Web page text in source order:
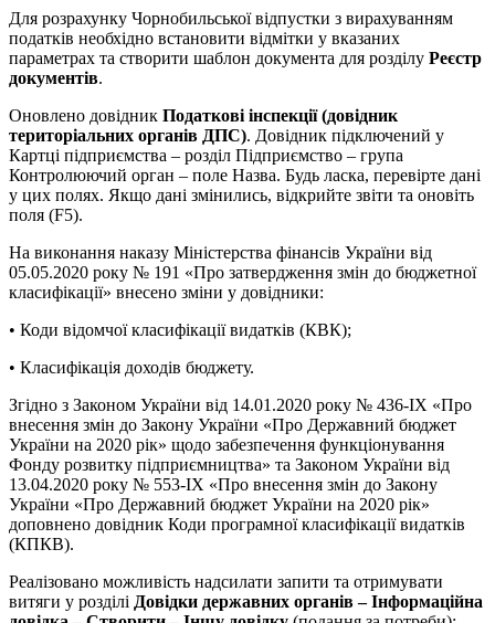
Для розрахунку Чорнобильської відпустки з вирахуванням
податків необхідно встановити відмітки у вказаних
параметрах та створити шаблон документа для розділу Реєстр
документів.
Оновлено довідник Податкові інспекції (довідник
територіальних органів ДПС). Довідник підключений у
Картці підприємства – розділ Підприємство – група
Контролюючий орган – поле Назва. Будь ласка, перевірте дані
у цих полях. Якщо дані змінились, відкрийте звіти та оновіть
поля (F5).
На виконання наказу Міністерства фінансів України від
05.05.2020 року № 191 «Про затвердження змін до бюджетної
класифікації» внесено зміни у довідники:
• Коди відомчої класифікації видатків (КВК);
• Класифікація доходів бюджету.
Згідно з Законом України від 14.01.2020 року № 436-IX «Про
внесення змін до Закону України «Про Державний бюджет
України на 2020 рік» щодо забезпечення функціонування
Фонду розвитку підприємництва» та Законом України від
13.04.2020 року № 553-IX «Про внесення змін до Закону
України «Про Державний бюджет України на 2020 рік»
доповнено довідник Коди програмної класифікації видатків
(КПКВ).
Реалізовано можливість надсилати запити та отримувати
витяги у розділі Довідки державних органів – Інформаційна